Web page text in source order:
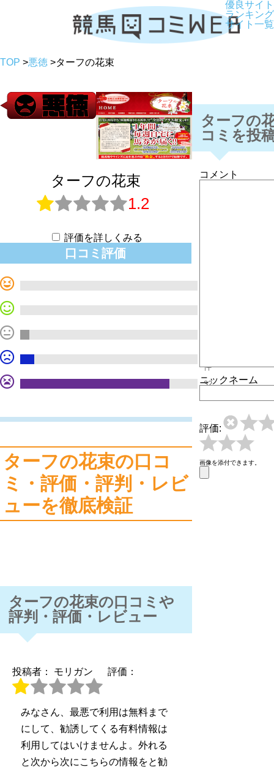
優良サイト
ランキング
サイト一覧
TOP >悪徳 >ターフの花束
ターフの花束
1.2
評価を詳しくみる
口コミ評価
件
32
ターフの花束の口コ
ミ・評価・評判・レビ
ューを徹底検証
ターフの花束の口コミや
評判・評価・レビュー
投稿者： モリガン 評価：
みなさん、最悪で利用は無料まで
にして、勧誘してくる有料情報は
利用してはいけませんよ。外れる
と次から次にこちらの情報をと勧
ターフの
コミを投
コメント
ニックネーム
評価:
画像を添付できます。